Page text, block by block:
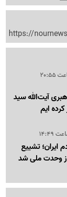
https://
آیت‌الله سید
ایم
ایران؛ تشییع
وحدت ملی شد